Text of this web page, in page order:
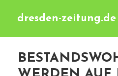
dresden-zeitung.de